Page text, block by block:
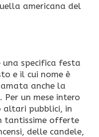
americana del
specifica festa
e il cui nome è
anche la
un mese intero
pubblici, in
tantissime offerte
delle candele,